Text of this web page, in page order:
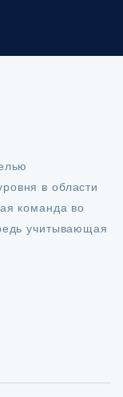
в области
команда во
учитывающая